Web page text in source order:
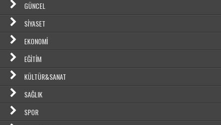
GÜNCEL
SIYASET
EKONOMI
EĞITIM
KÜLTÜR&SANAT
SAĞLIK
SPOR